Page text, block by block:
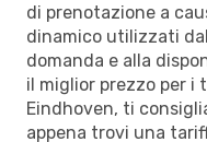
di prenotazione a
dinamico utilizzati
domanda e alla
il miglior prezzo per i
Eindhoven, ti
appena trovi una